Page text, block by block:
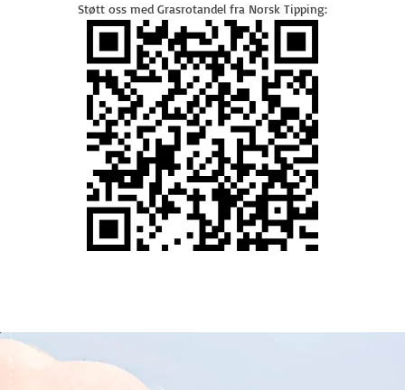
Støtt oss med Grasrotandel fra Norsk Tipping: